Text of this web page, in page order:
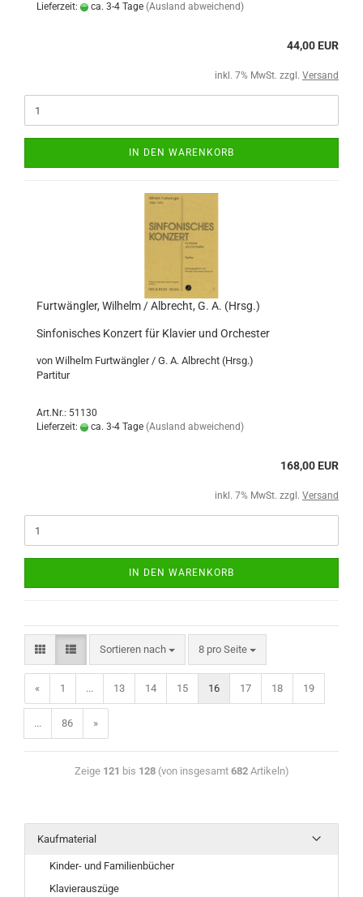
Lieferzeit:
ca. 3-4 Tage (Ausland abweichend)
44,00 EUR
inkl. 7% MwSt. zzgl. Versand
IN DEN WARENKORB
Furtwängler, Wilhelm / Albrecht, G. A. (Hrsg.)
Sinfonisches Konzert für Klavier und Orchester
von Wilhelm Furtwängler / G. A. Albrecht (Hrsg.)
Partitur
Art.Nr.: 51130
Lieferzeit:
ca. 3-4 Tage (Ausland abweichend)
168,00 EUR
inkl. 7% MwSt. zzgl. Versand
IN DEN WARENKORB
Sortieren nach 8 pro Seite
« 1 ... 13 14 15 16 17 18 19
... 86 »
Zeige 121 bis 128(von insgesamt 682Artikeln)
Kaufmaterial
Kinder- und Familienbücher
Klavierauszüge